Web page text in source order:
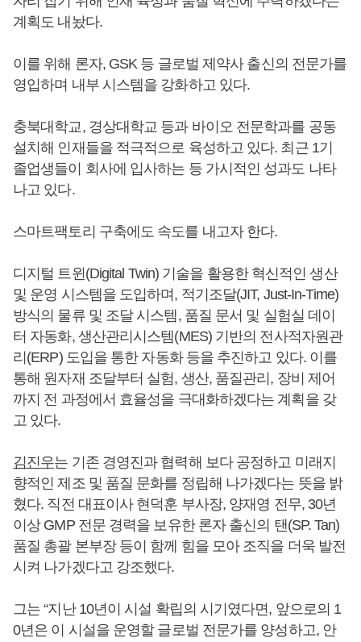
계획도 내놨다.
이를 위해 론자, GSK 등 글로벌 제약사 출신의 전문가를
영입하며 내부 시스템을 강화하고 있다.
충북대학교, 경상대학교 등과 바이오 전문학과를 공동
설치해 인재들을 적극적으로 육성하고 있다. 최근 1기
졸업생들이 회사에 입사하는 등 가시적인 성과도 나타
나고 있다.
스마트팩토리 구축에도 속도를 내고자 한다.
디지털 트윈(Digital Twin) 기술을 활용한 혁신적인 생산
및 운영 시스템을 도입하며, 적기조달(JIT, Just-In-Time)
방식의 물류 및 조달 시스템, 품질 문서 및 실험실 데이
터 자동화, 생산관리시스템(MES) 기반의 전사적자원관
리(ERP) 도입을 통한 자동화 등을 추진하고 있다. 이를
통해 원자재 조달부터 실험, 생산, 품질관리, 장비 제어
까지 전 과정에서 효율성을 극대화하겠다는 계획을 갖
고 있다.
김진우는 기존 경영진과 협력해 보다 공정하고 미래지
향적인 제조 및 품질 문화를 정립해 나가겠다는 뜻을 밝
혔다. 직전 대표이사 현덕훈 부사장, 양재영 전무, 30년
이상 GMP 전문 경력을 보유한 론자 출신의 탠(SP. Tan)
품질 총괄 본부장 등이 함께 힘을 모아 조직을 더욱 발전
시켜 나가겠다고 강조했다.
그는 “지난 10년이 시설 확립의 시기였다면, 앞으로의 1
0년은 이 시설을 운영할 글로벌 전문가를 양성하고, 안